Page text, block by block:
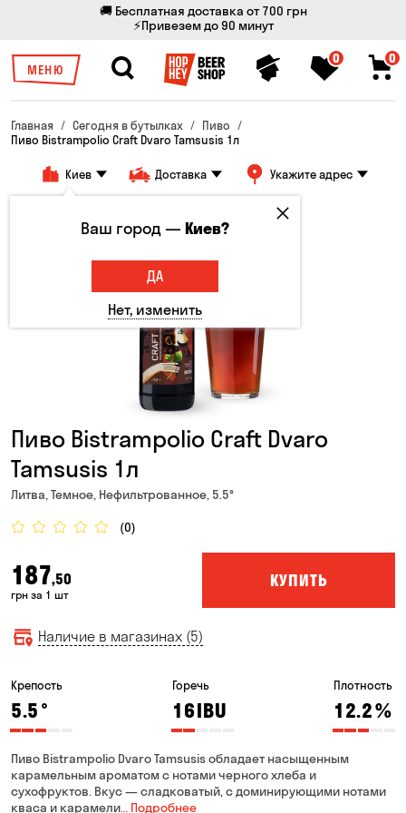
🚚 Бесплатная доставка от 700 грн
⚡Привезем до 90 минут
МЕНЮ
0 0
Главная Сегодня в бутылках
Пиво
Пиво Bistrampolio Craft Dvaro Tamsusis 1л
Киев Доставка Укажите адрес
Пиво Bistrampolio Craft Dvaro
Tamsusis 1л
Литва, Темное, Нефильтрованное, 5.5°
(0)
187,50
грн за 1 шт
КУПИТЬ
Наличие в магазинах (5)
Крепость
5.5°
Горечь
16IBU
Плотность
12.2%
Пиво Bistrampolio Dvaro Tamsusis обладает насыщенным
карамельным ароматом с нотами черного хлеба и
сухофруктов. Вкус — сладковатый, с доминирующими нотами
кваса и карамели… Подробнее
Ваш город —Киев?
ДА
Нет, изменить